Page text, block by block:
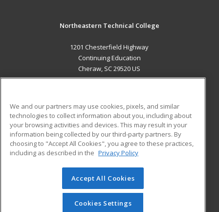
Northeastern Technical College
1201 Chesterfield Highway
Continuing Education
Cheraw, SC 29520 US
ADDITIONAL RESOURCES
Military
Financial Assistance
Help
Student Blog
© 2026 ed2go, a division of Cengage Learning. All rights
reserved. The material on this site cannot be reproduced or
redistributed unless you have obtained prior written
We and our partners may use cookies, pixels, and similar
technologies to collect information about you, including about
your browsing activities and devices. This may result in your
information being collected by our third-party partners. By
choosing to "Accept All Cookies", you agree to these practices,
including as described in the Privacy Policy
Accept All Cookies
Cookies Settings